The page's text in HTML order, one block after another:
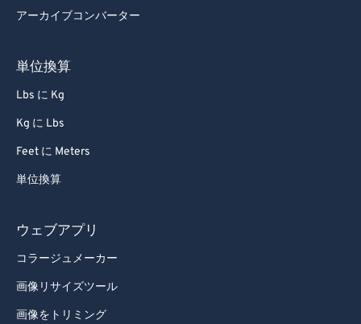
アーカイブコンバーター
単位換算
Lbs に Kg
Kg に Lbs
Feet に Meters
単位換算
ウェブアプリ
コラージュメーカー
画像リサイズツール
画像をトリミング